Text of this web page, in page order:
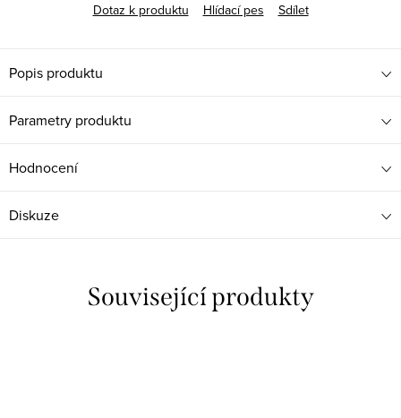
Dotaz k produktu
Hlídací pes Sdílet
Popis produktu
Parametry produktu
Hodnocení
Diskuze
Související produkty